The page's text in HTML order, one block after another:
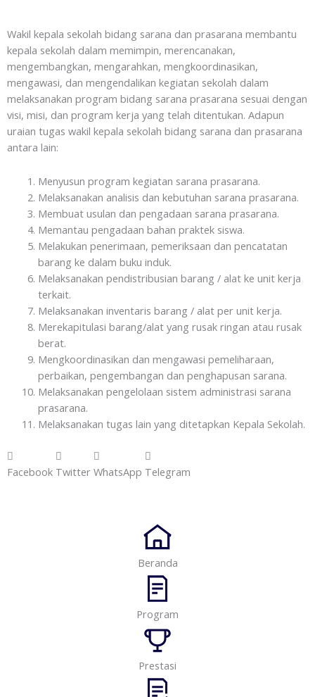
Wakil kepala sekolah bidang sarana dan prasarana membantu
kepala sekolah dalam memimpin, merencanakan,
mengembangkan, mengarahkan, mengkoordinasikan,
mengawasi, dan mengendalikan kegiatan sekolah dalam
melaksanakan program bidang sarana prasarana sesuai dengan
visi, misi, dan program kerja yang telah ditentukan. Adapun
uraian tugas wakil kepala sekolah bidang sarana dan prasarana
antara lain:
Menyusun program kegiatan sarana prasarana.
Melaksanakan analisis dan kebutuhan sarana prasarana.
Membuat usulan dan pengadaan sarana prasarana.
Memantau pengadaan bahan praktek siswa.
Melakukan penerimaan, pemeriksaan dan pencatatan
barang ke dalam buku induk.
Melaksanakan pendistribusian barang / alat ke unit kerja
terkait.
Melaksanakan inventaris barang / alat per unit kerja.
Merekapitulasi barang/alat yang rusak ringan atau rusak
berat.
Mengkoordinasikan dan mengawasi pemeliharaan,
perbaikan, pengembangan dan penghapusan sarana.
Melaksanakan pengelolaan sistem administrasi sarana
prasarana.
Melaksanakan tugas lain yang ditetapkan Kepala Sekolah.
Facebook Twitter WhatsApp Telegram
Beranda
Program
Prestasi